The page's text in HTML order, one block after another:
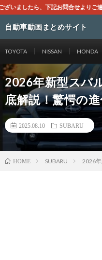
よりご連絡ください。即刻対処
自動車動画まとめサイト
TOYOTA NISSAN HONDA
2026年新型スバ
底解説！驚愕の
2025.08.10 SUBARU
HOME SUBARU 2026